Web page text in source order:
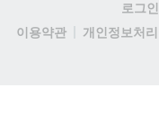
로그인
이용약관
개인정보처리